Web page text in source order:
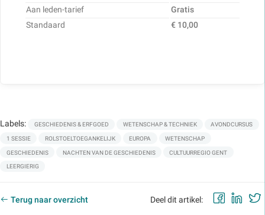
Aan leden-tarief
Gratis
Standaard
€ 10,00
Labels: GESCHIEDENIS & ERFGOED WETENSCHAP & TECHNIEK AVONDCURSUS
1 SESSIE ROLSTOELTOEGANKELIJK EUROPA WETENSCHAP
GESCHIEDENIS NACHTEN VAN DE GESCHIEDENIS CULTUURREGIO GENT
LEERGIERIG
Terug naar overzicht Deel dit artikel: